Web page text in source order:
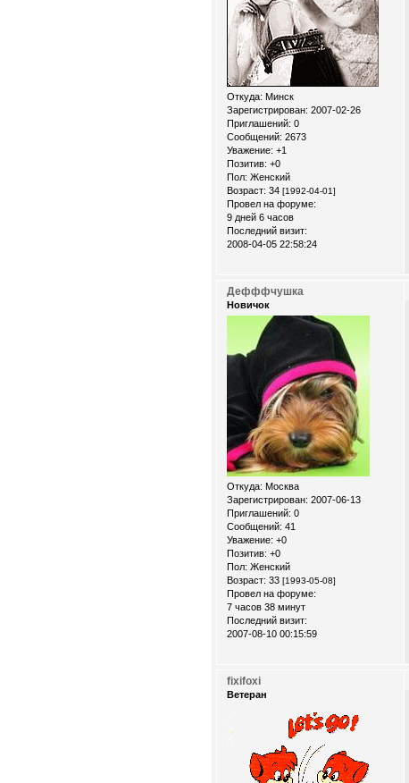
Откуда: Минск
Зарегистрирован: 2007-02-26
Приглашений: 0
Сообщений: 2673
Уважение: +1
Позитив: +0
Пол: Женский
Возраст: 34 [1992-04-01]
Провел на форуме:
9 дней 6 часов
Последний визит:
2008-04-05 22:58:24
Дефффчушка
Новичок
Откуда: Москва
Зарегистрирован: 2007-06-13
Приглашений: 0
Сообщений: 41
Уважение: +0
Позитив: +0
Пол: Женский
Возраст: 33 [1993-05-08]
Провел на форуме:
7 часов 38 минут
Последний визит:
2007-08-10 00:15:59
fixifoxi
Ветеран